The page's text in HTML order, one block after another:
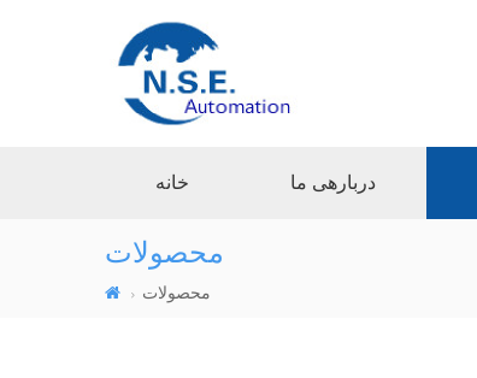
خانه دربارهی ما
محصولات
محصولات